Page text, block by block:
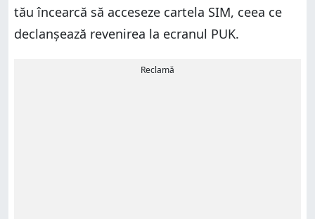
tău încearcă să acceseze cartela SIM, ceea ce
declanșează revenirea la ecranul PUK.
Reclamă